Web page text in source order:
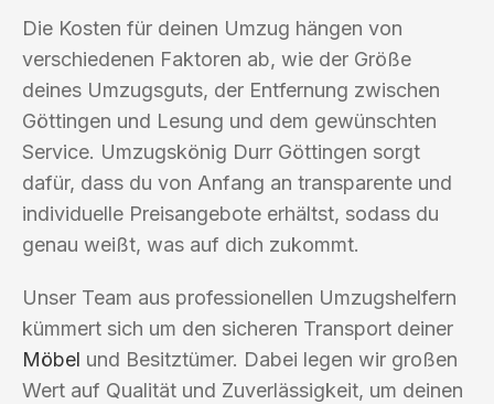
Die Kosten für deinen Umzug hängen von
verschiedenen Faktoren ab, wie der Größe
deines Umzugsguts, der Entfernung zwischen
Göttingen und Lesung und dem gewünschten
Service. Umzugskönig Durr Göttingen sorgt
dafür, dass du von Anfang an transparente und
individuelle Preisangebote erhältst, sodass du
genau weißt, was auf dich zukommt.
Unser Team aus professionellen Umzugshelfern
kümmert sich um den sicheren Transport deiner
Möbel und Besitztümer. Dabei legen wir großen
Wert auf Qualität und Zuverlässigkeit, um deinen